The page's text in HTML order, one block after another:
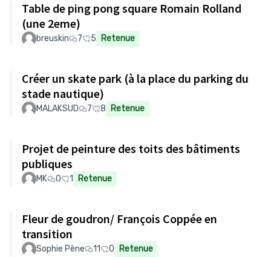
Table de ping pong square Romain Rolland
(une 2eme)
breuskin 7 5 Retenue
Créer un skate park (à la place du parking du
stade nautique)
MALAKSUD 7 8 Retenue
Projet de peinture des toits des bâtiments
publiques
MK 0 1 Retenue
Fleur de goudron/ François Coppée en
transition
Sophie Pène 11 0 Retenue